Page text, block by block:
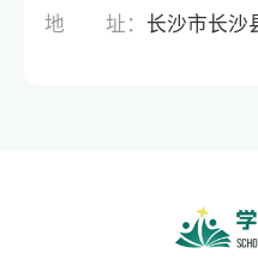
地 址： 长沙市长沙